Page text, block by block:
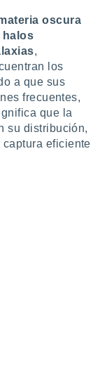
oscura
halos
,
los
a que sus
frecuentes,
que la
su distribución,
eficiente